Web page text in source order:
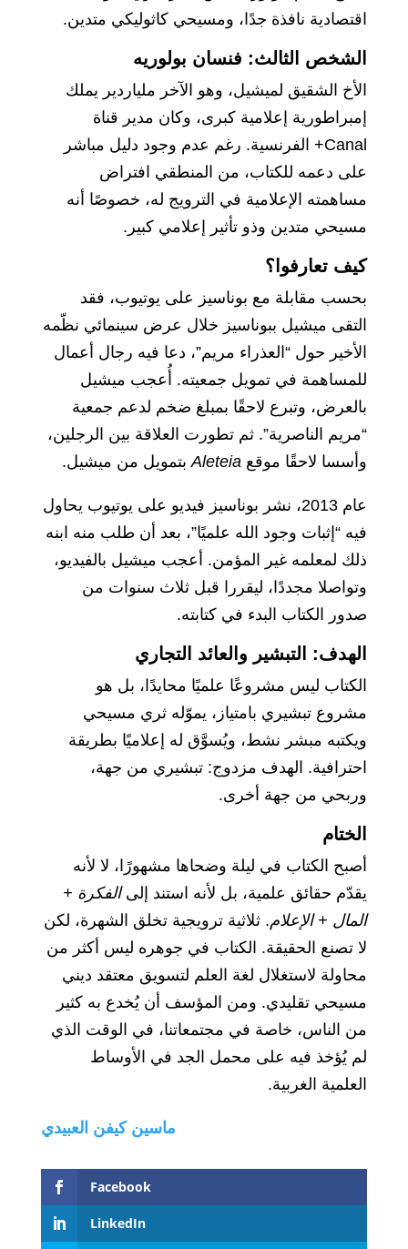
اقتصادية نافذة جدًا، ومسيحي كاثوليكي متدين.
الشخص الثالث: فنسان بولوريه
الأخ الشقيق لميشيل، وهو الآخر ملياردير يملك
إمبراطورية إعلامية كبرى، وكان مدير قناة
Canal+ الفرنسية. رغم عدم وجود دليل مباشر
على دعمه للكتاب، من المنطقي افتراض
مساهمته الإعلامية في الترويج له، خصوصًا أنه
مسيحي متدين وذو تأثير إعلامي كبير.
كيف تعارفوا؟
بحسب مقابلة مع بوناسيز على يوتيوب، فقد
التقى ميشيل ببوناسيز خلال عرض سينمائي نظّمه
الأخير حول “العذراء مريم”، دعا فيه رجال أعمال
للمساهمة في تمويل جمعيته. أُعجب ميشيل
بالعرض، وتبرع لاحقًا بمبلغ ضخم لدعم جمعية
“مريم الناصرية”. ثم تطورت العلاقة بين الرجلين،
وأسسا لاحقًا موقع Aleteiaبتمويل من ميشيل.
عام 2013، نشر بوناسيز فيديو على يوتيوب يحاول
فيه “إثبات وجود الله علميًا”، بعد أن طلب منه ابنه
ذلك لمعلمه غير المؤمن. أعجب ميشيل بالفيديو،
وتواصلا مجددًا، ليقررا قبل ثلاث سنوات من
صدور الكتاب البدء في كتابته.
الهدف: التبشير والعائد التجاري
الكتاب ليس مشروعًا علميًا محايدًا، بل هو
مشروع تبشيري بامتياز، يموّله ثري مسيحي
ويكتبه مبشر نشط، ويُسوَّق له إعلاميًا بطريقة
احترافية. الهدف مزدوج: تبشيري من جهة،
وربحي من جهة أخرى.
الختام
أصبح الكتاب في ليلة وضحاها مشهورًا، لا لأنه
يقدّم حقائق علمية، بل لأنه استند إلىالفكرة +
المال + الإعلام. ثلاثية ترويجية تخلق الشهرة، لكن
لا تصنع الحقيقة. الكتاب في جوهره ليس أكثر من
محاولة لاستغلال لغة العلم لتسويق معتقد ديني
مسيحي تقليدي. ومن المؤسف أن يُخدع به كثير
من الناس، خاصة في مجتمعاتنا، في الوقت الذي
لم يُؤخذ فيه على محمل الجد في الأوساط
العلمية الغربية.
ماسين كيفن العبيدي
Facebook
LinkedIn